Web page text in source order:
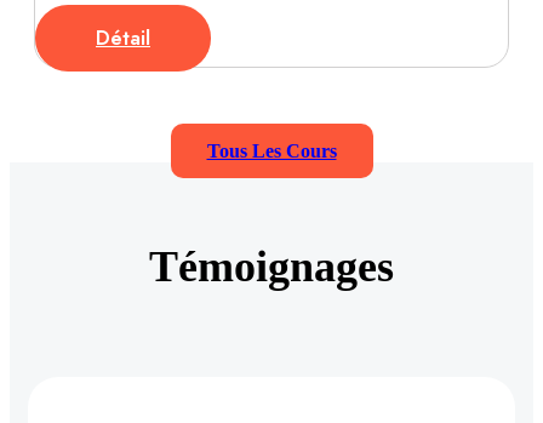
Détail
Tous Les Cours
Témoignages